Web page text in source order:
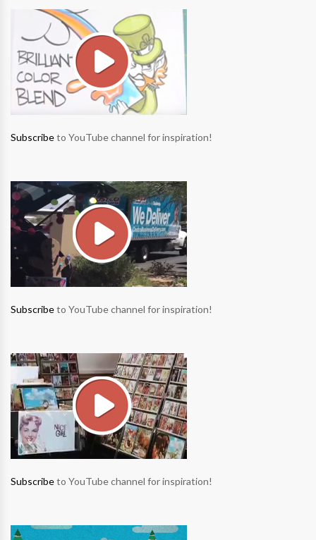
Subscribeto YouTube channel for inspiration!
Subscribeto YouTube channel for inspiration!
Subscribeto YouTube channel for inspiration!